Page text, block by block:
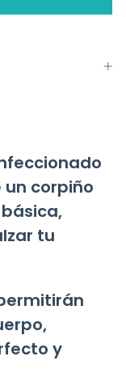
un corpiño
tu
y